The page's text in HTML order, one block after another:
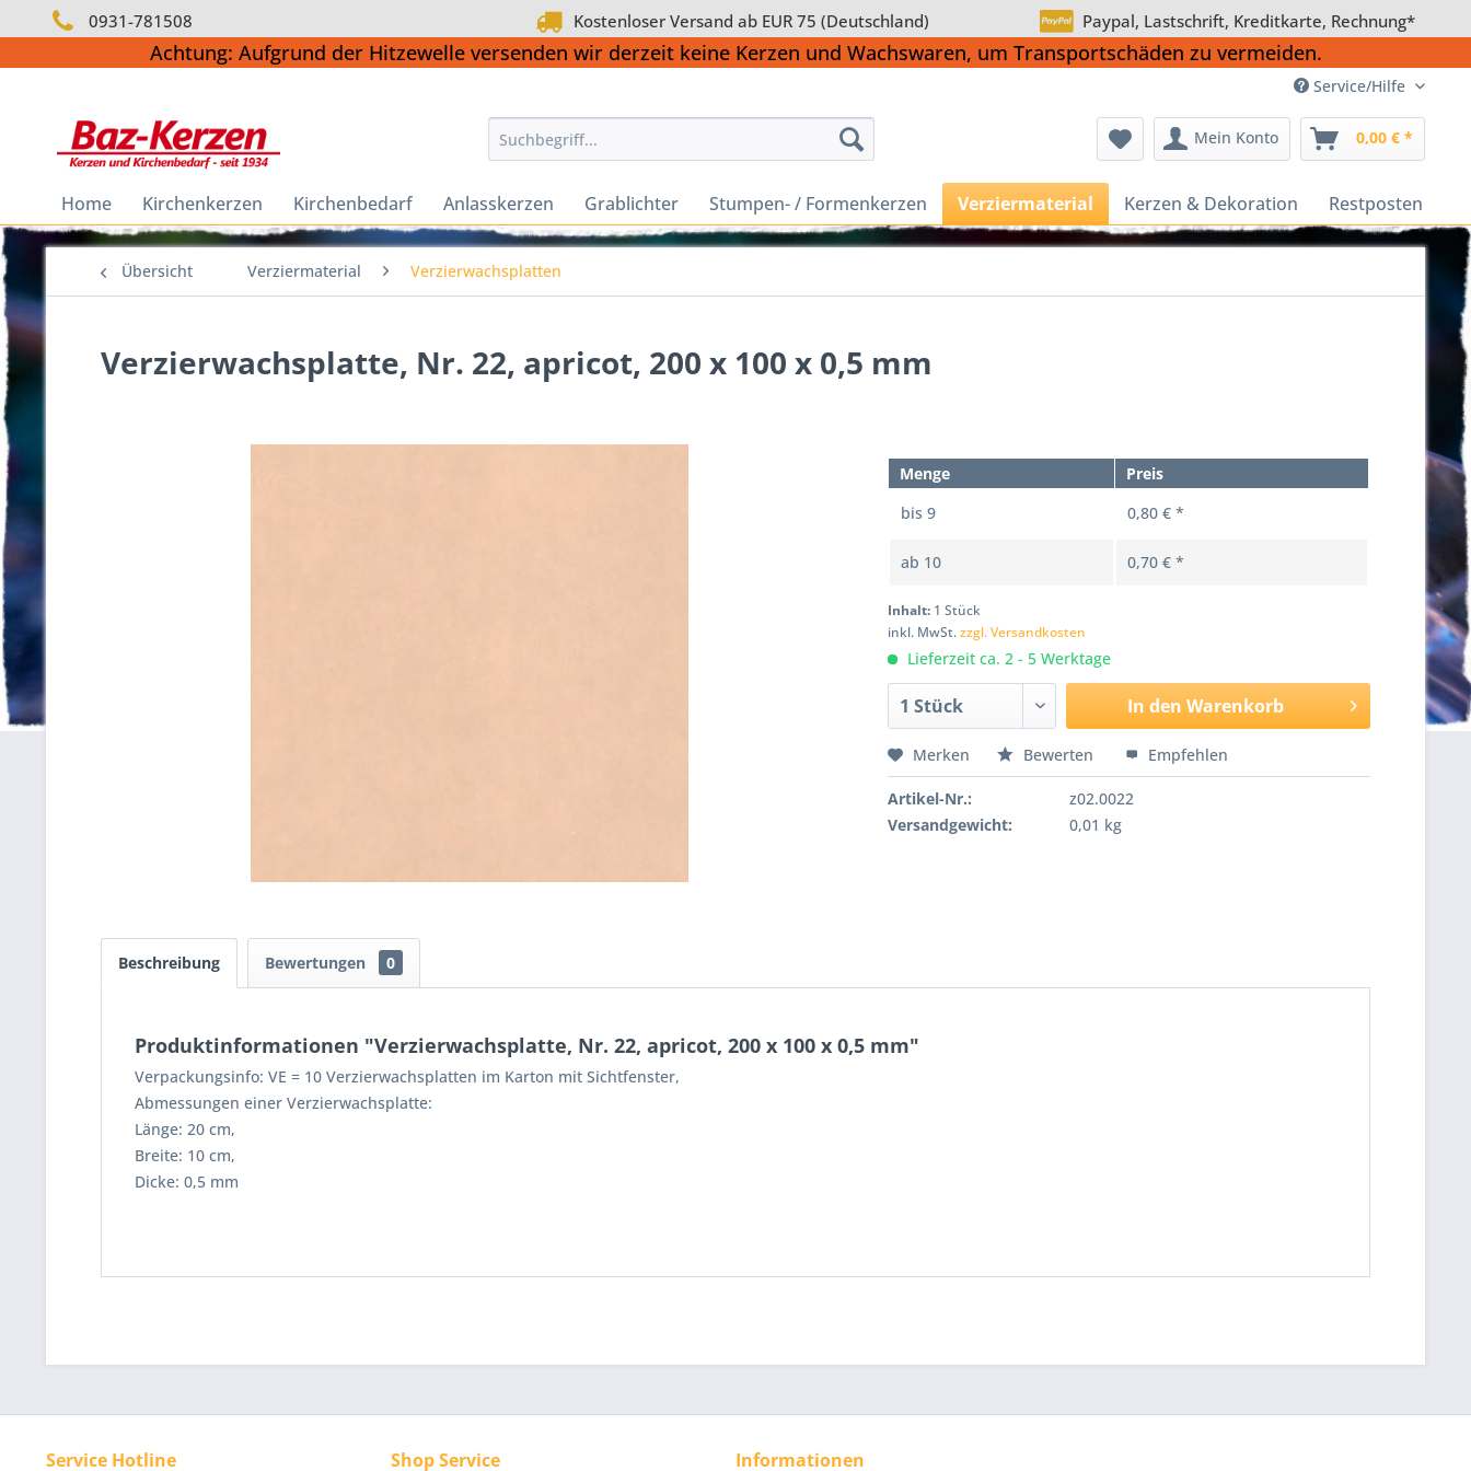
0931-781508 Kostenloser Versand ab EUR 75 (Deutschland) Paypal, Lastschrift, Kreditkarte, Rechnung*
Achtung: Aufgrund der Hitzewelle versenden wir derzeit keine Kerzen und Wachswaren, um Transportschäden zu vermeiden.
Service/Hilfe
Mein Konto 0,00 € *
Home Kirchenkerzen Kirchenbedarf Anlasskerzen Grablichter Stumpen- / Formenkerzen Verziermaterial Kerzen & Dekoration Restposten
Übersicht Verziermaterial Verzierwachsplatten
Verzierwachsplatte, Nr. 22, apricot, 200 x 100 x 0,5 mm
Menge
Preis
bis9 0,80 € *
ab 10 0,70 € *
Inhalt: 1 Stück
inkl. MwSt.zzgl. Versandkosten
Lieferzeit ca. 2 - 5 Werktage
In den Warenkorb
Merken Bewerten Empfehlen
Artikel-Nr.:
z02.0022
Versandgewicht:
0,01 kg
Beschreibung Bewertungen 0
Produktinformationen "Verzierwachsplatte, Nr. 22, apricot, 200 x 100 x 0,5 mm"
Verpackungsinfo: VE = 10 Verzierwachsplatten im Karton mit Sichtfenster,
Abmessungen einer Verzierwachsplatte:
Länge: 20 cm,
Breite: 10 cm,
Dicke: 0,5 mm
Service Hotline Shop Service Informationen